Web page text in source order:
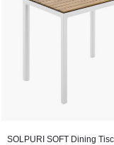
SOLPURI SOFT Dining